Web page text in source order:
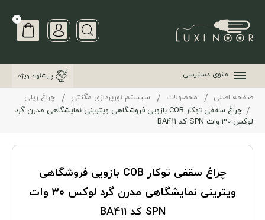
0
منوی دسترسی پیشنهاد ویژه
صفحه اصلی محصولات سیستم نورپردازی مگنتی
چراغ ریلی
چراغ سقفی توکار COB بازویی فروشگاهی ویترینی نمایشگاهی مدرن گرد
لوکس 30 وات SPN کد BA411
چراغ سقفی توکار COB بازویی فروشگاهی
ویترینی نمایشگاهی مدرن گرد لوکس 30 وات
SPN کد BA411